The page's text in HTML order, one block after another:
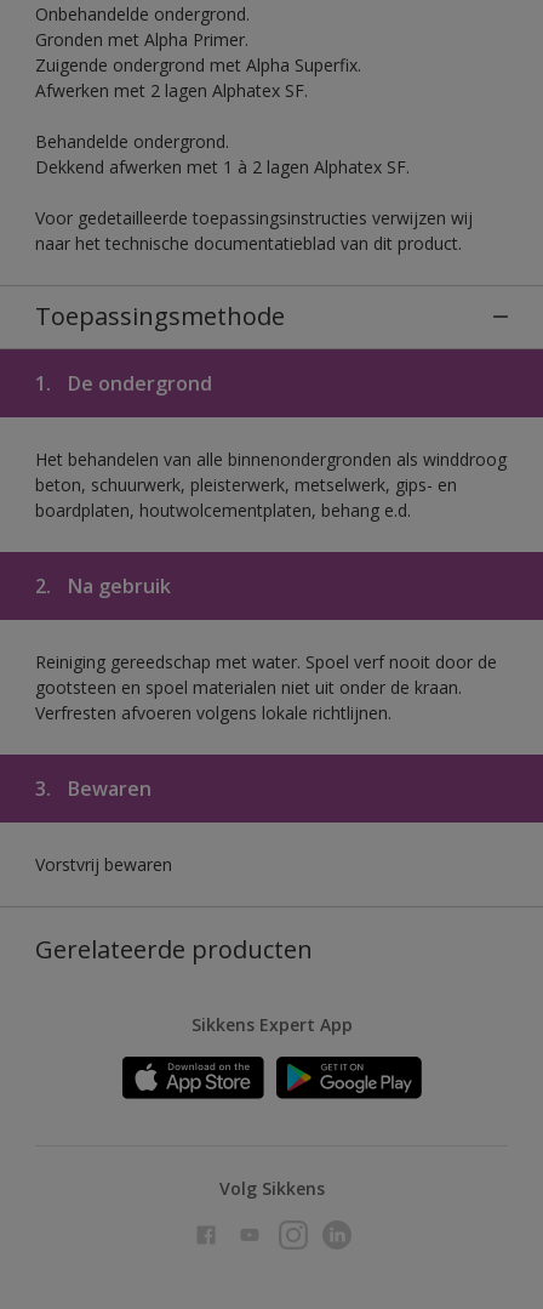
Onbehandelde ondergrond.
Gronden met Alpha Primer.
Zuigende ondergrond met Alpha Superfix.
Afwerken met 2 lagen Alphatex SF.
Behandelde ondergrond.
Dekkend afwerken met 1 à 2 lagen Alphatex SF.
Voor gedetailleerde toepassingsinstructies verwijzen wij
naar het technische documentatieblad van dit product.
Toepassingsmethode
1. De ondergrond
Het behandelen van alle binnenondergronden als winddroog
beton, schuurwerk, pleisterwerk, metselwerk, gips- en
boardplaten, houtwolcementplaten, behang e.d.
2. Na gebruik
Reiniging gereedschap met water. Spoel verf nooit door de
gootsteen en spoel materialen niet uit onder de kraan.
Verfresten afvoeren volgens lokale richtlijnen.
3. Bewaren
Vorstvrij bewaren
Gerelateerde producten
Sikkens Expert App
Volg Sikkens